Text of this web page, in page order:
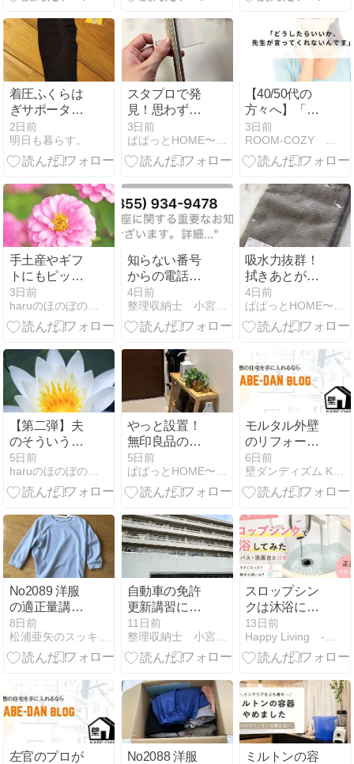
着圧ふくらは
ぎサポーター
ソックスを買
ってよかった
けど、発生し
2日前
明日も暮らす。
スタプロで発
見！思わず二
度見した、あ
の商品のそっ
くりさん
3日前
ぱぱっとHOME〜収納アイデアからのシンプル生活〜
【40/50代の
方々へ】「ど
うしたらいい
か、先生が言
ってくれない
3日前
ROOM-COZY 心地よい生活の始め方
手土産やギフ
トにもピッタ
リ！オススメ
したいお菓子
3選
3日前
haruのほのぼの日記
知らない番号
からの電話は
出ずに、まず
は番号をググ
る癖を付けて
4日前
整理収納士 小宮真理の快適空間
吸水力抜群！
拭きあとが残
りにくい！リ
ピートしてい
るお気に入り
オル！
4日前
ぱぱっとHOME〜収納アイデアからのシンプル生活〜
【第二弾】夫
のそういう所
だよと思った
こと
5日前
haruのほのぼの日記
やっと設置！
無印良品のス
リムトレーテ
ーブルが最高
だった！買っ
5日前
ぱぱっとHOME〜収納アイデアからのシンプル生活〜
モルタル外壁
のリフォーム
完全ガイド｜
ひび割れの見
分け方から費
まで
6日前
壁ダンディズム KABE-DAN
No2089 洋服
の適正量講座
のシェア③：
長袖を買いに
行ったのだが
8日前
松浦亜矢のスッキリ暮らすお手伝い
自動車の免許
更新講習に行
ってきました‼
11日前
整理収納士 小宮真理の快適空間
スロップシン
クは沐浴にも
使える？実際
に使ってみた
感想
13日前
Happy Living -削ぎ家事研究室-
左官のプロが
No2088 洋服
ミルトンの容